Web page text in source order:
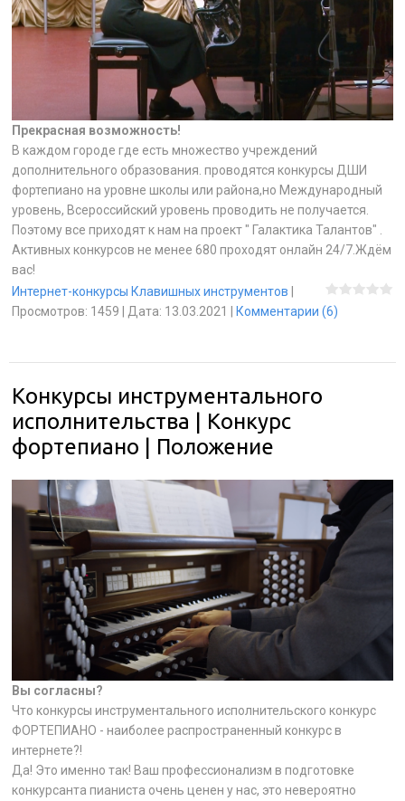
Прекрасная возможность!
В каждом городе где есть множество учреждений
дополнительного образования. проводятся конкурсы ДШИ
фортепиано на уровне школы или района,но Международный
уровень, Всероссийский уровень проводить не получается.
Поэтому все приходят к нам на проект " Галактика Талантов" .
Активных конкурсов не менее 680 проходят онлайн 24/7.Ждём
вас!
Интернет-конкурсы Клавишных инструментов
Просмотров: 1459 Дата: 13.03.2021 Комментарии (6)
Конкурсы инструментального
исполнительства | Конкурс
фортепиано | Положение
Вы согласны?
Что конкурсы инструментального исполнительского конкурс
ФОРТЕПИАНО - наиболее распространенный конкурс в
интернете?!
Да! Это именно так! Ваш профессионализм в подготовке
конкурсанта пианиста очень ценен у нас, это невероятно